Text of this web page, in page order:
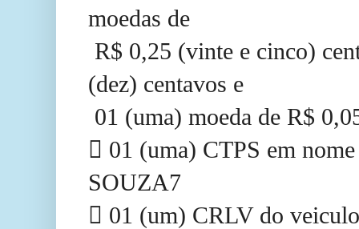
moedas de
R$ 0,25 (vinte e cinco)
(dez) centavos e
01 (uma) moeda de R$
 01 (uma) CTPS em
SOUZA7
 01 (um) CRLV do